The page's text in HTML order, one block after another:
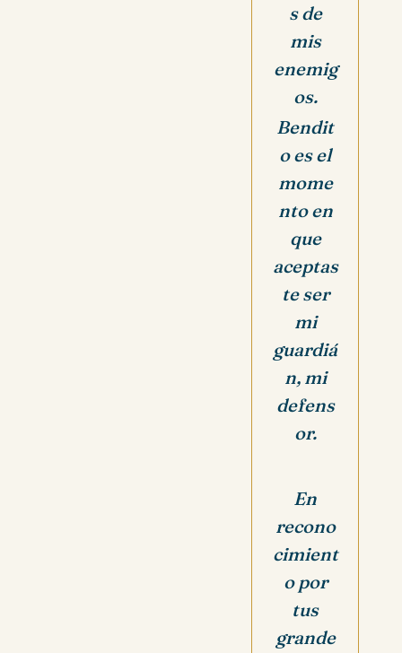
s de
mis
enemig
os.
Bendit
o es el
mome
nto en
que
aceptas
te ser
mi
guardiá
n, mi
defens
or.
En
recono
cimient
o por
tus
grande